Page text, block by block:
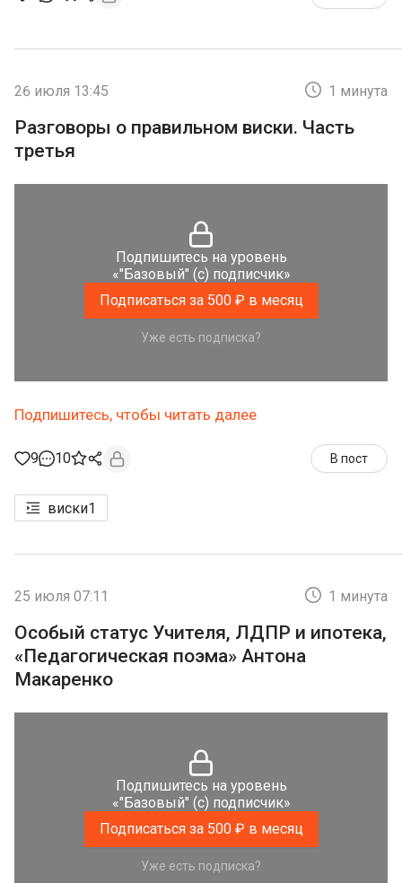
26 июля 13:45 1 минута
Разговоры о правильном виски. Часть
третья
Подпишитесь на уровень
«"Базовый" (с) подписчик»
Подписаться за 500 ₽ в месяц
Уже есть подписка?
Подпишитесь, чтобы читать далее
9 10 В пост
виски1
25 июля 07:11 1 минута
Особый статус Учителя, ЛДПР и ипотека,
«Педагогическая поэма» Антона
Макаренко
Подпишитесь на уровень
«"Базовый" (с) подписчик»
Подписаться за 500 ₽ в месяц
Уже есть подписка?